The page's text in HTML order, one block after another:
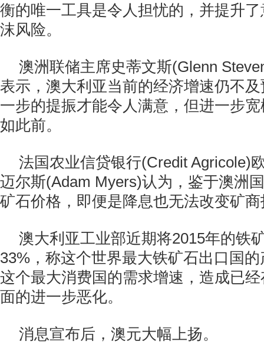
衡的唯一工具是令人担忧的，并提升
沫风险。
澳洲联储主席史蒂文斯(Glenn
表示，澳大利亚当前的经济增速仍不
一步的提振才能令人满意，但进一步
如此前。
法国农业信贷银行(Credit Agricole)
迈尔斯(Adam Myers)认为，鉴于澳洲
矿石价格，即便是降息也无法改变矿
澳大利亚工业部近期将2015年的铁
33%，称这个世界最大铁矿石出口国
这个最大消费国的需求增速，造成已
面的进一步恶化。
消息宣布后，澳元大幅上扬。